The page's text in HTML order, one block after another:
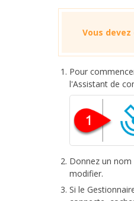
Vous
Pour
l'Assistant de
Donnez un
modifier.
Si le